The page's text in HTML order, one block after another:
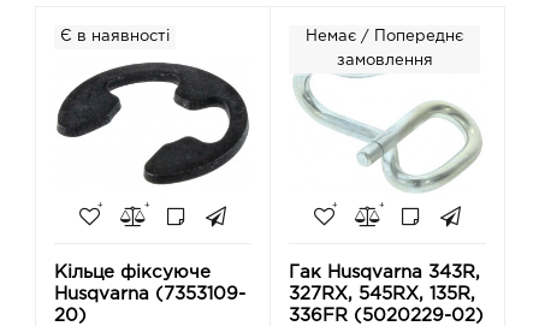
Є в наявності
Кільце фіксуюче
Husqvarna (7353109-
20)
Немає / Попереднє
замовлення
Гак Husqvarna 343R,
327RX, 545RX, 135R,
336FR (5020229-02)